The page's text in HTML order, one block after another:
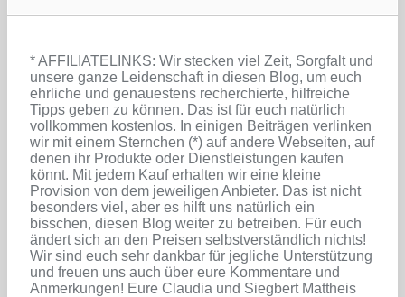
* AFFILIATELINKS: Wir stecken viel Zeit, Sorgfalt und
unsere ganze Leidenschaft in diesen Blog, um euch
ehrliche und genauestens recherchierte, hilfreiche
Tipps geben zu können. Das ist für euch natürlich
vollkommen kostenlos. In einigen Beiträgen verlinken
wir mit einem Sternchen (*) auf andere Webseiten, auf
denen ihr Produkte oder Dienstleistungen kaufen
könnt. Mit jedem Kauf erhalten wir eine kleine
Provision von dem jeweiligen Anbieter. Das ist nicht
besonders viel, aber es hilft uns natürlich ein
bisschen, diesen Blog weiter zu betreiben. Für euch
ändert sich an den Preisen selbstverständlich nichts!
Wir sind euch sehr dankbar für jegliche Unterstützung
und freuen uns auch über eure Kommentare und
Anmerkungen! Eure Claudia und Siegbert Mattheis